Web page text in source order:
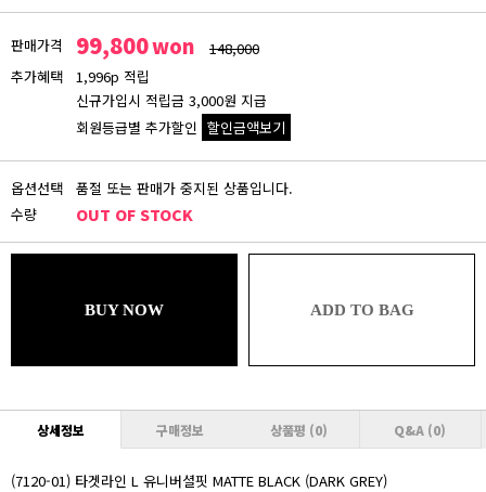
판매가격 99,800won
148,000
추가혜택
1,996p 적립
신규가입시 적립금 3,000원 지급
회원등급별 추가할인 할인금액보기
회원등급 할인가
비회원
99,800원
블루
브론즈
97,804원 (추가할인 2% / 추가적립 1%)
골드
옵션선택
품절 또는 판매가 중지된 상품입니다.
수량
OUT OF STOCK
BUY NOW ADD TO BAG
상세정보 구매정보 상품평 (0) Q&A (0)
(7120-01) 타겟라인 L 유니버셜핏 MATTE BLACK (DARK GREY)